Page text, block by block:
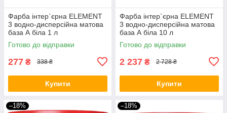
Фарба інтер`єрна ELEMENT
3 водно-дисперсійна матова
база А біла 1 л
Готово до відправки
277 ₴ 338 ₴
Купити
Фарба інтер`єрна ELEMENT
3 водно-дисперсійна матова
база А біла 10 л
Готово до відправки
2 237 ₴ 2 728 ₴
Купити
–18% –18%